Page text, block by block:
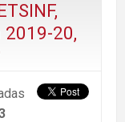
2019-20,